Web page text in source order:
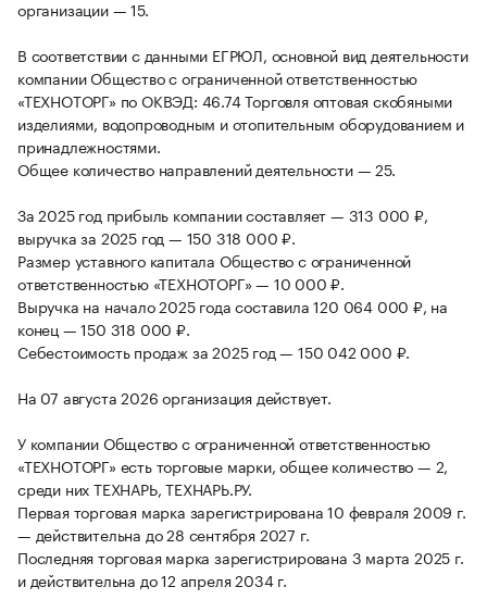
организации — 15.
В соответствии с данными ЕГРЮЛ, основной вид деятельности
компании Общество с ограниченной ответственностью
«ТЕХНОТОРГ» по ОКВЭД: 46.74 Торговля оптовая скобяными
изделиями, водопроводным и отопительным оборудованием и
принадлежностями.
Общее количество направлений деятельности — 25.
За 2025 год прибыль компании составляет — 313 000 ₽,
выручка за 2025 год — 150 318 000 ₽.
Размер уставного капитала Общество с ограниченной
ответственностью «ТЕХНОТОРГ» — 10 000 ₽.
Выручка на начало 2025 года составила 120 064 000 ₽, на
конец — 150 318 000 ₽.
Себестоимость продаж за 2025 год — 150 042 000 ₽.
На 07 августа 2026 организация действует.
У компании Общество с ограниченной ответственностью
«ТЕХНОТОРГ» есть торговые марки, общее количество — 2,
среди них ТЕХНАРЬ, ТЕХНАРЬ.РУ.
Первая торговая марка зарегистрирована 10 февраля 2009 г.
— действительна до 28 сентября 2027 г.
Последняя торговая марка зарегистрирована 3 марта 2025 г.
и действительна до 12 апреля 2034 г.